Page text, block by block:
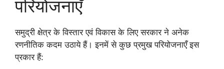
परियोजनाएँ
समुद्री क्षेत्र के विस्तार एवं विकास के लिए सरकार ने अनेक
रणनीतिक कदम उठाये हैं। इनमें से कुछ प्रमुख परियोजनाएँ इस
प्रकार हैं: